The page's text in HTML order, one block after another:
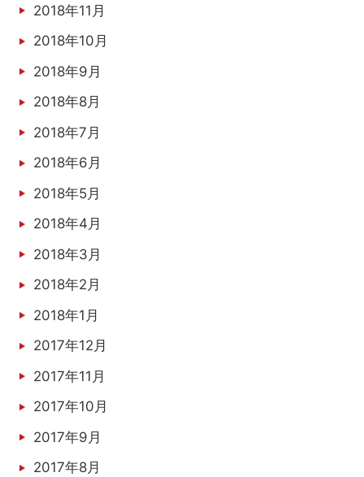
2018年11月
2018年10月
2018年9月
2018年8月
2018年7月
2018年6月
2018年5月
2018年4月
2018年3月
2018年2月
2018年1月
2017年12月
2017年11月
2017年10月
2017年9月
2017年8月